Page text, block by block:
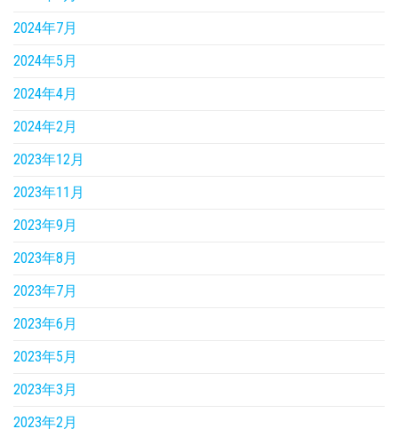
2024年7月
2024年5月
2024年4月
2024年2月
2023年12月
2023年11月
2023年9月
2023年8月
2023年7月
2023年6月
2023年5月
2023年3月
2023年2月